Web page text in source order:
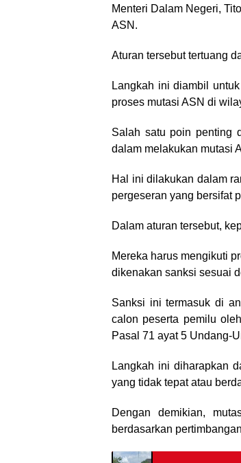
Menteri Dalam Negeri,
ASN.
Aturan tersebut tertuang
Langkah ini diambil
proses mutasi ASN di
Salah satu poin penting
dalam melakukan mutasi
Hal ini dilakukan dalam
pergeseran yang bersifat
Dalam aturan tersebut,
Mereka harus mengikuti
dikenakan sanksi sesuai
Sanksi ini termasuk di
calon peserta pemilu
Pasal 71 ayat 5 Undang-
Langkah ini diharapkan
yang tidak tepat atau
Dengan demikian,
berdasarkan